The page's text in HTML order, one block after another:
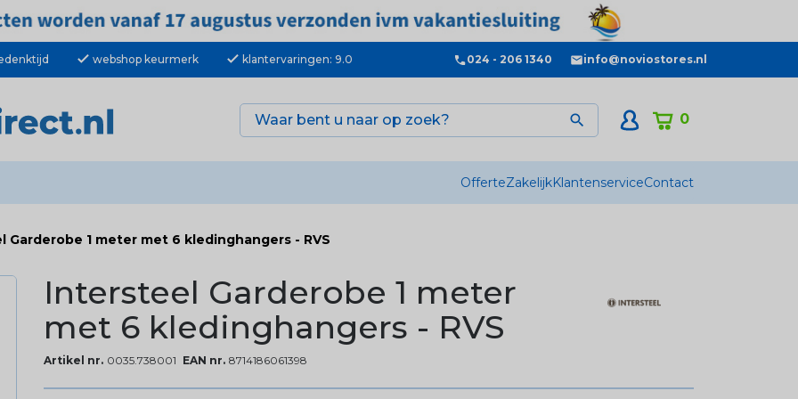
check webshop keurmerk check klantervaringen: 9.0 024 - 206 1340 info@noviostores.nl
0

OfferteZakelijkKlantenserviceContact
Garderobe 1 meter met 6 kledinghangers - RVS
Intersteel Garderobe 1 meter
met 6 kledinghangers - RVS
Artikel nr. 0035.738001 EAN nr. 8714186061398